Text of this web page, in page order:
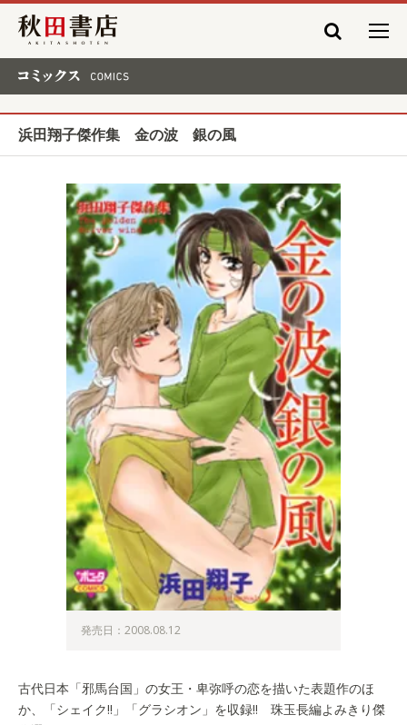
秋田書店
浜田翔子傑作集 金の波 銀の風
発売日：2008.08.12
古代日本「邪馬台国」の女王・卑弥呼の恋を描いた表題作のほ
か、「シェイク!!」「グラシオン」を収録!! 珠玉長編よみきり傑